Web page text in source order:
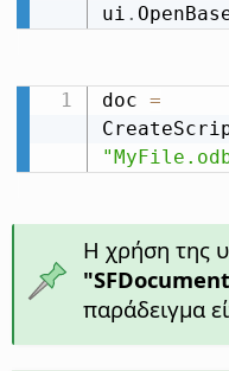
ui .
doc =
Η χρήση της
παράδειγμα